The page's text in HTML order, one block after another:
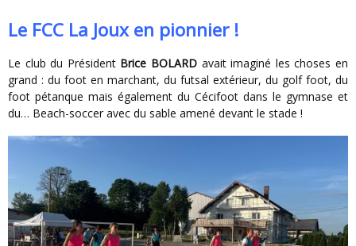
Le FCC La Joux en pionnier !
Le club du Président Brice BOLARD avait imaginé les choses en
grand : du foot en marchant, du futsal extérieur, du golf foot, du
foot pétanque mais également du Cécifoot dans le gymnase et
du… Beach-soccer avec du sable amené devant le stade !